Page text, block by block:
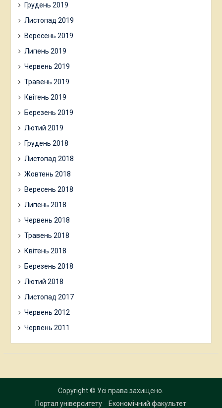
Грудень 2019
Листопад 2019
Вересень 2019
Липень 2019
Червень 2019
Травень 2019
Квітень 2019
Березень 2019
Лютий 2019
Грудень 2018
Листопад 2018
Жовтень 2018
Вересень 2018
Липень 2018
Червень 2018
Травень 2018
Квітень 2018
Березень 2018
Лютий 2018
Листопад 2017
Червень 2012
Червень 2011
Copyright © Усі права захищено.
Портал університету
Економічний факультет